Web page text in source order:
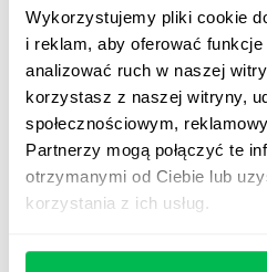
Wykorzystujemy pliki cookie
i reklam, aby oferować funkcje
analizować ruch w naszej
korzystasz z naszej witryny,
społecznościowym,
Partnerzy mogą połączyć te
otrzymanymi od Ciebie lub
korzystania z ich usług.
miejscu pracy często
niż połowa (41%)
opis ich stanowiska dobrze
wykonują. Rola jest na nowo
uczestnictwo w wyznaczaniu
informacje zwrotne i ocenę
Zespół